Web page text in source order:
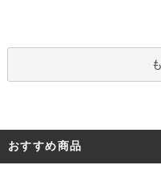
おすすめ商品